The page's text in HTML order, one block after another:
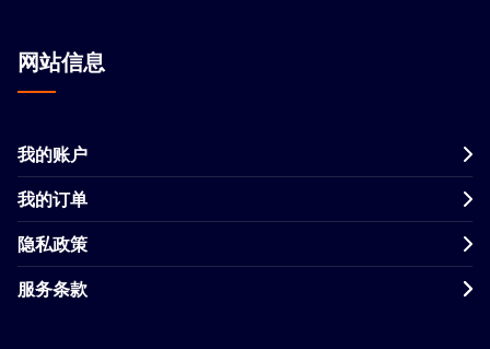
网站信息
我的账户
我的订单
隐私政策
服务条款